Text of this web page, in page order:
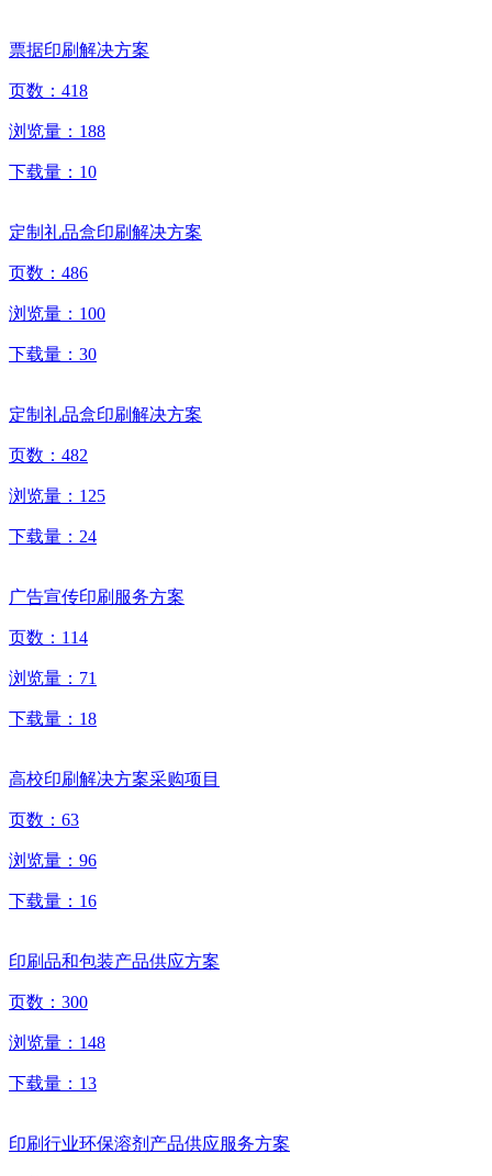
票据印刷解决方案
页数： 418
浏览量： 188
下载量： 10
定制礼品盒印刷解决方案
页数： 486
浏览量： 100
下载量： 30
定制礼品盒印刷解决方案
页数： 482
浏览量： 125
下载量： 24
广告宣传印刷服务方案
页数： 114
浏览量： 71
下载量： 18
高校印刷解决方案采购项目
页数： 63
浏览量： 96
下载量： 16
印刷品和包装产品供应方案
页数： 300
浏览量： 148
下载量： 13
印刷行业环保溶剂产品供应服务方案